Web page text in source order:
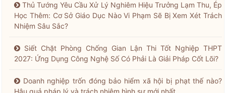
Thủ Tướng Yêu Cầu Xử Lý Nghiêm Hiệu Trưởng Lạm Thu, Ép
Học Thêm: Cơ Sở Giáo Dục Nào Vi Phạm Sẽ Bị Xem Xét Trách
Nhiệm Sâu Sắc?
Siết Chặt Phòng Chống Gian Lận Thi Tốt Nghiệp THPT
2027: Ứng Dụng Công Nghệ Số Có Phải Là Giải Pháp Cốt Lõi?
Doanh nghiệp trốn đóng bảo hiểm xã hội bị phạt thế nào?